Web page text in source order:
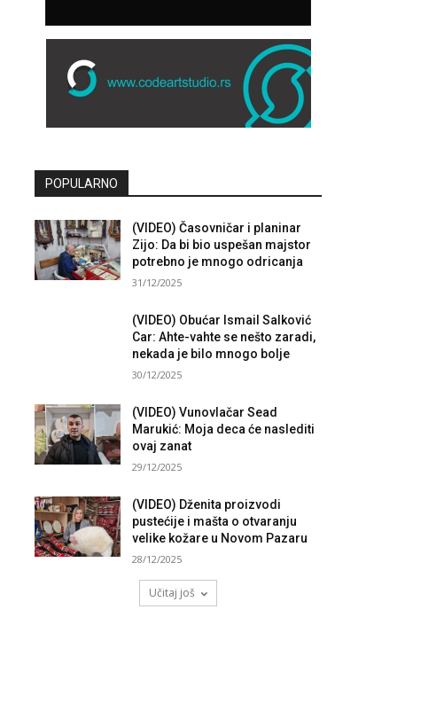
POPULARNO
(VIDEO) Časovničar i planinar
Zijo: Da bi bio uspešan majstor
potrebno je mnogo odricanja
31/12/2025
(VIDEO) Obućar Ismail Salković
Car: Ahte-vahte se nešto zaradi,
nekada je bilo mnogo bolje
30/12/2025
(VIDEO) Vunovlačar Sead
Marukić: Moja deca će naslediti
ovaj zanat
29/12/2025
(VIDEO) Dženita proizvodi
pustećije i mašta o otvaranju
velike kožare u Novom Pazaru
28/12/2025
Učitaj još